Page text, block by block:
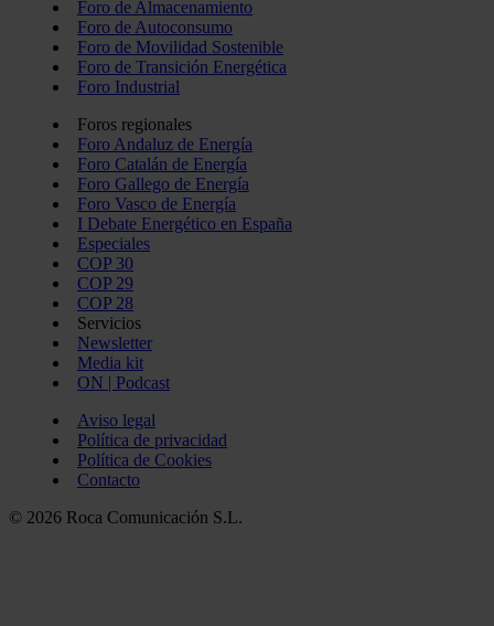
Foro de Almacenamiento
Foro de Autoconsumo
Foro de Movilidad Sostenible
Foro de Transición Energética
Foro Industrial
Foros regionales
Foro Andaluz de Energía
Foro Catalán de Energía
Foro Gallego de Energía
Foro Vasco de Energía
I Debate Energético en España
Especiales
COP 30
COP 29
COP 28
Servicios
Newsletter
Media kit
ON | Podcast
Aviso legal
Política de privacidad
Política de Cookies
Contacto
© 2026 Roca Comunicación S.L.